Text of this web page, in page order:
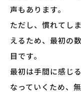
声もあります。
ただし、慣れてし
えるため、最初の
目です。
最初は手間に感じ
なっていくため、